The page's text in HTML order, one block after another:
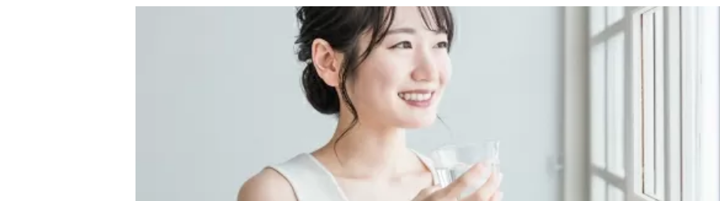
虫歯治療 小児歯科 口腔外科
夏休みは小学生・中学生の
お口を見直すチャンス｜む
し歯・歯並び・学校歯科健
矯正歯科
前歯だけ気になる方へ
矯正歯科